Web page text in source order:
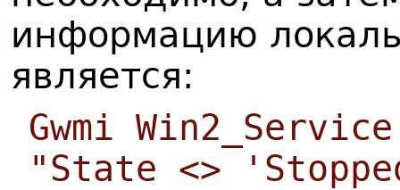
информацию
является:
Gwmi
"State <>